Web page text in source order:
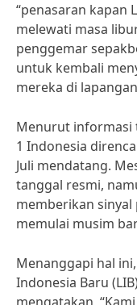
“penasaran kapan
melewati masa
penggemar
untuk kembali
mereka di
Menurut informasi
1 Indonesia
Juli mendatang.
tanggal resmi,
memberikan
memulai musim
Menanggapi hal
Indonesia Baru